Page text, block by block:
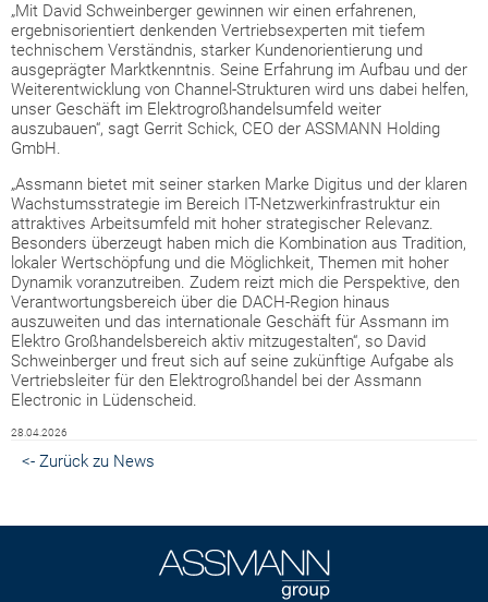
„Mit David Schweinberger gewinnen wir einen erfahrenen,
ergebnisorientiert denkenden Vertriebsexperten mit tiefem
technischem Verständnis, starker Kundenorientierung und
ausgeprägter Marktkenntnis. Seine Erfahrung im Aufbau und der
Weiterentwicklung von Channel-Strukturen wird uns dabei helfen,
unser Geschäft im Elektrogroßhandelsumfeld weiter
auszubauen“, sagt Gerrit Schick, CEO der ASSMANN Holding
GmbH.
„Assmann bietet mit seiner starken Marke Digitus und der klaren
Wachstumsstrategie im Bereich IT-Netzwerkinfrastruktur ein
attraktives Arbeitsumfeld mit hoher strategischer Relevanz.
Besonders überzeugt haben mich die Kombination aus Tradition,
lokaler Wertschöpfung und die Möglichkeit, Themen mit hoher
Dynamik voranzutreiben. Zudem reizt mich die Perspektive, den
Verantwortungsbereich über die DACH-Region hinaus
auszuweiten und das internationale Geschäft für Assmann im
Elektro Großhandelsbereich aktiv mitzugestalten“, so David
Schweinberger und freut sich auf seine zukünftige Aufgabe als
Vertriebsleiter für den Elektrogroßhandel bei der Assmann
Electronic in Lüdenscheid.
28.04.2026
<- Zurück zu News